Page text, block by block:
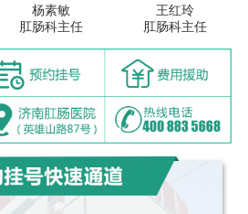
杨素敏
肛肠科主任
王红玲
肛肠科主任